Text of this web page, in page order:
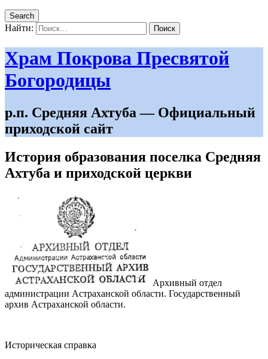
Search
Найти:
Храм Покрова Пресвятой
Богородицы
р.п. Средняя Ахтуба — Официальный
приходской сайт
История образования поселка Средняя
Ахтуба и приходской церкви
Архивный отдел
администрации Астраханской области. Государственный
архив Астраханской области.
Историческая справка